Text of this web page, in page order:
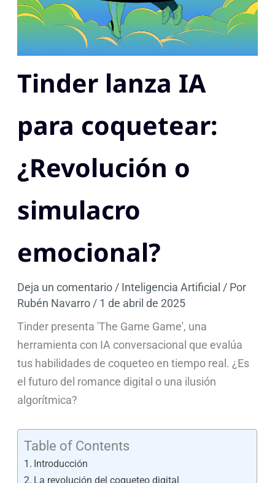
Tinder lanza IA
para coquetear:
¿Revolución o
simulacro
emocional?
Deja un comentario/ Inteligencia Artificial / Por
Rubén Navarro/ 1 de abril de 2025
Tinder presenta 'The Game Game', una
herramienta con IA conversacional que evalúa
tus habilidades de coqueteo en tiempo real. ¿Es
el futuro del romance digital o una ilusión
algorítmica?
Table of Contents
Introducción
La revolución del coqueteo digital